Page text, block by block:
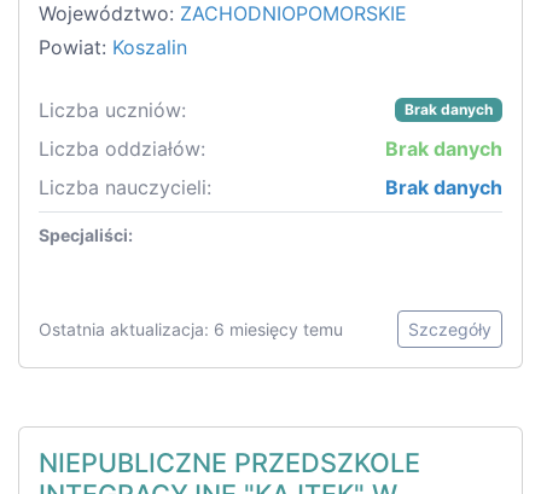
Województwo: ZACHODNIOPOMORSKIE
Powiat: Koszalin
Liczba uczniów: Brak danych
Liczba oddziałów:
Brak danych
Liczba nauczycieli:
Brak danych
Specjaliści:
Ostatnia aktualizacja: 6 miesięcy temu Szczegóły
NIEPUBLICZNE PRZEDSZKOLE